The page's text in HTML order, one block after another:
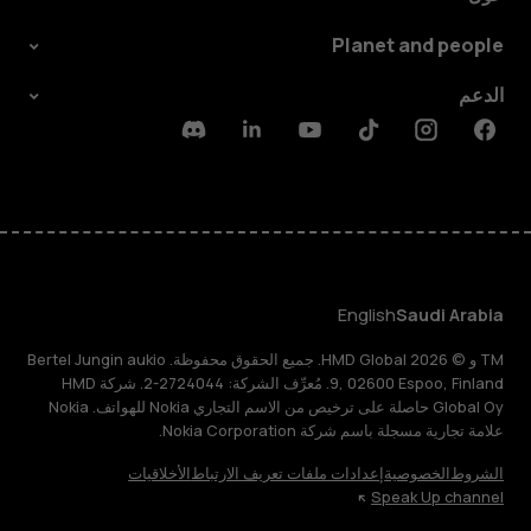
Planet and people
الدعم
Facebook
Instagram
Tiktok
Youtube
Linkedin
Discord
Saudi Arabia
English
TM و © 2026 HMD Global. جميع الحقوق محفوظة. Bertel Jungin aukio
9, 02600 Espoo, Finland. مُعرِّف الشركة: 2724044-2. شركة HMD
Global Oy حاصلة على ترخيص من الاسم التجاري Nokia للهواتف. Nokia
علامة تجارية مسجلة باسم شركة Nokia Corporation.
الشروطالخصوصيةإعدادات ملفات تعريف الارتباطالأخلاقيات
Speak Up channel